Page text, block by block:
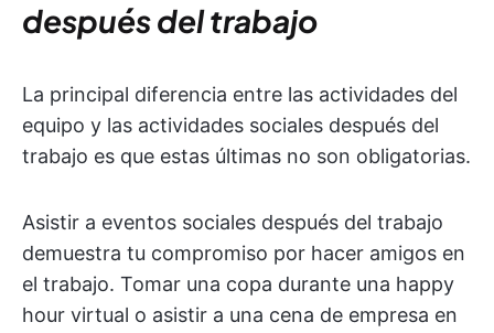
después del trabajo
La principal diferencia entre las actividades del
equipo y las actividades sociales después del
trabajo es que estas últimas no son obligatorias.
Asistir a eventos sociales después del trabajo
demuestra tu compromiso por hacer amigos en
el trabajo. Tomar una copa durante una happy
hour virtual o asistir a una cena de empresa en